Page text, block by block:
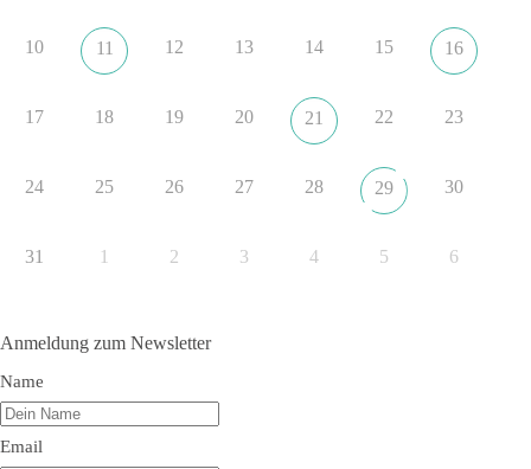
#NATO
Im Politischen Frühschoppen diskutieren die Teilnehmer das
Verhältnis von Mensch, Natur und Grundgesetz.
Beitrag der AG Strategische Impulse
Kann die Natur Träger eigener Grundrechte sein? Oder würde
10 11 12 13 14 15 16
17 18 19 20 21 22 23
24 25 26 27 28 29 30
31 1 2 3 4 5 6
Anmeldung zum Newsletter
Name
Email